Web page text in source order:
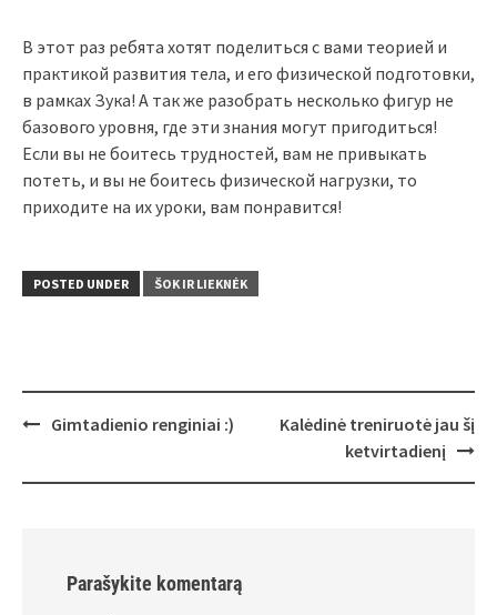
В этот раз ребята хотят поделиться с вами теорией и
практикой развития тела, и его физической подготовки,
в рамках Зука! А так же разобрать несколько фигур не
базового уровня, где эти знания могут пригодиться!
Если вы не боитесь трудностей, вам не привыкать
потеть, и вы не боитесь физической нагрузки, то
приходите на их уроки, вам понравится!
POSTED UNDER ŠOK IR LIEKNĖK
PostGimtadienio renginiai :)
Kalėdinė treniruotė jau šį
ketvirtadienį
Parašykite komentarą